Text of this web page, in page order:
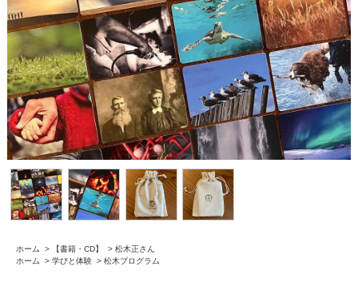
ホーム > 【書籍・CD】 > 松木正さん
ホーム
> 学びと体験 > 松木プログラム